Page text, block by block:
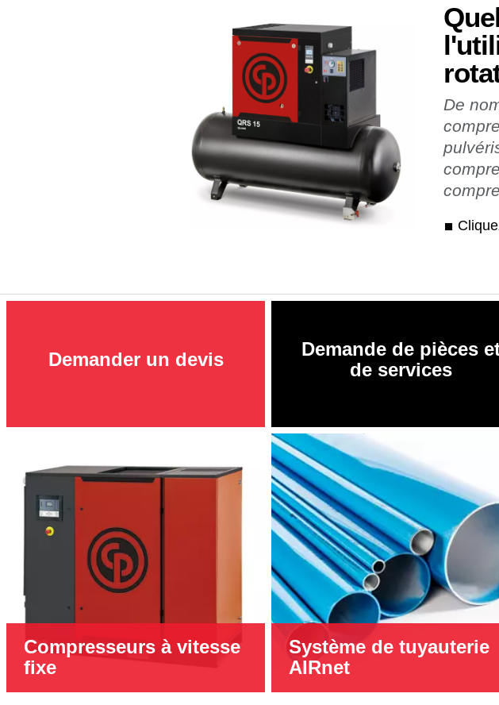
De
Demander un devis
Demande de pièces
de services
Compresseurs à vitesse
fixe
Système de tuyauterie
AIRnet